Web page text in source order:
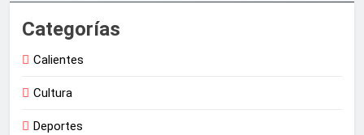
Categorías
Calientes
Cultura
Deportes